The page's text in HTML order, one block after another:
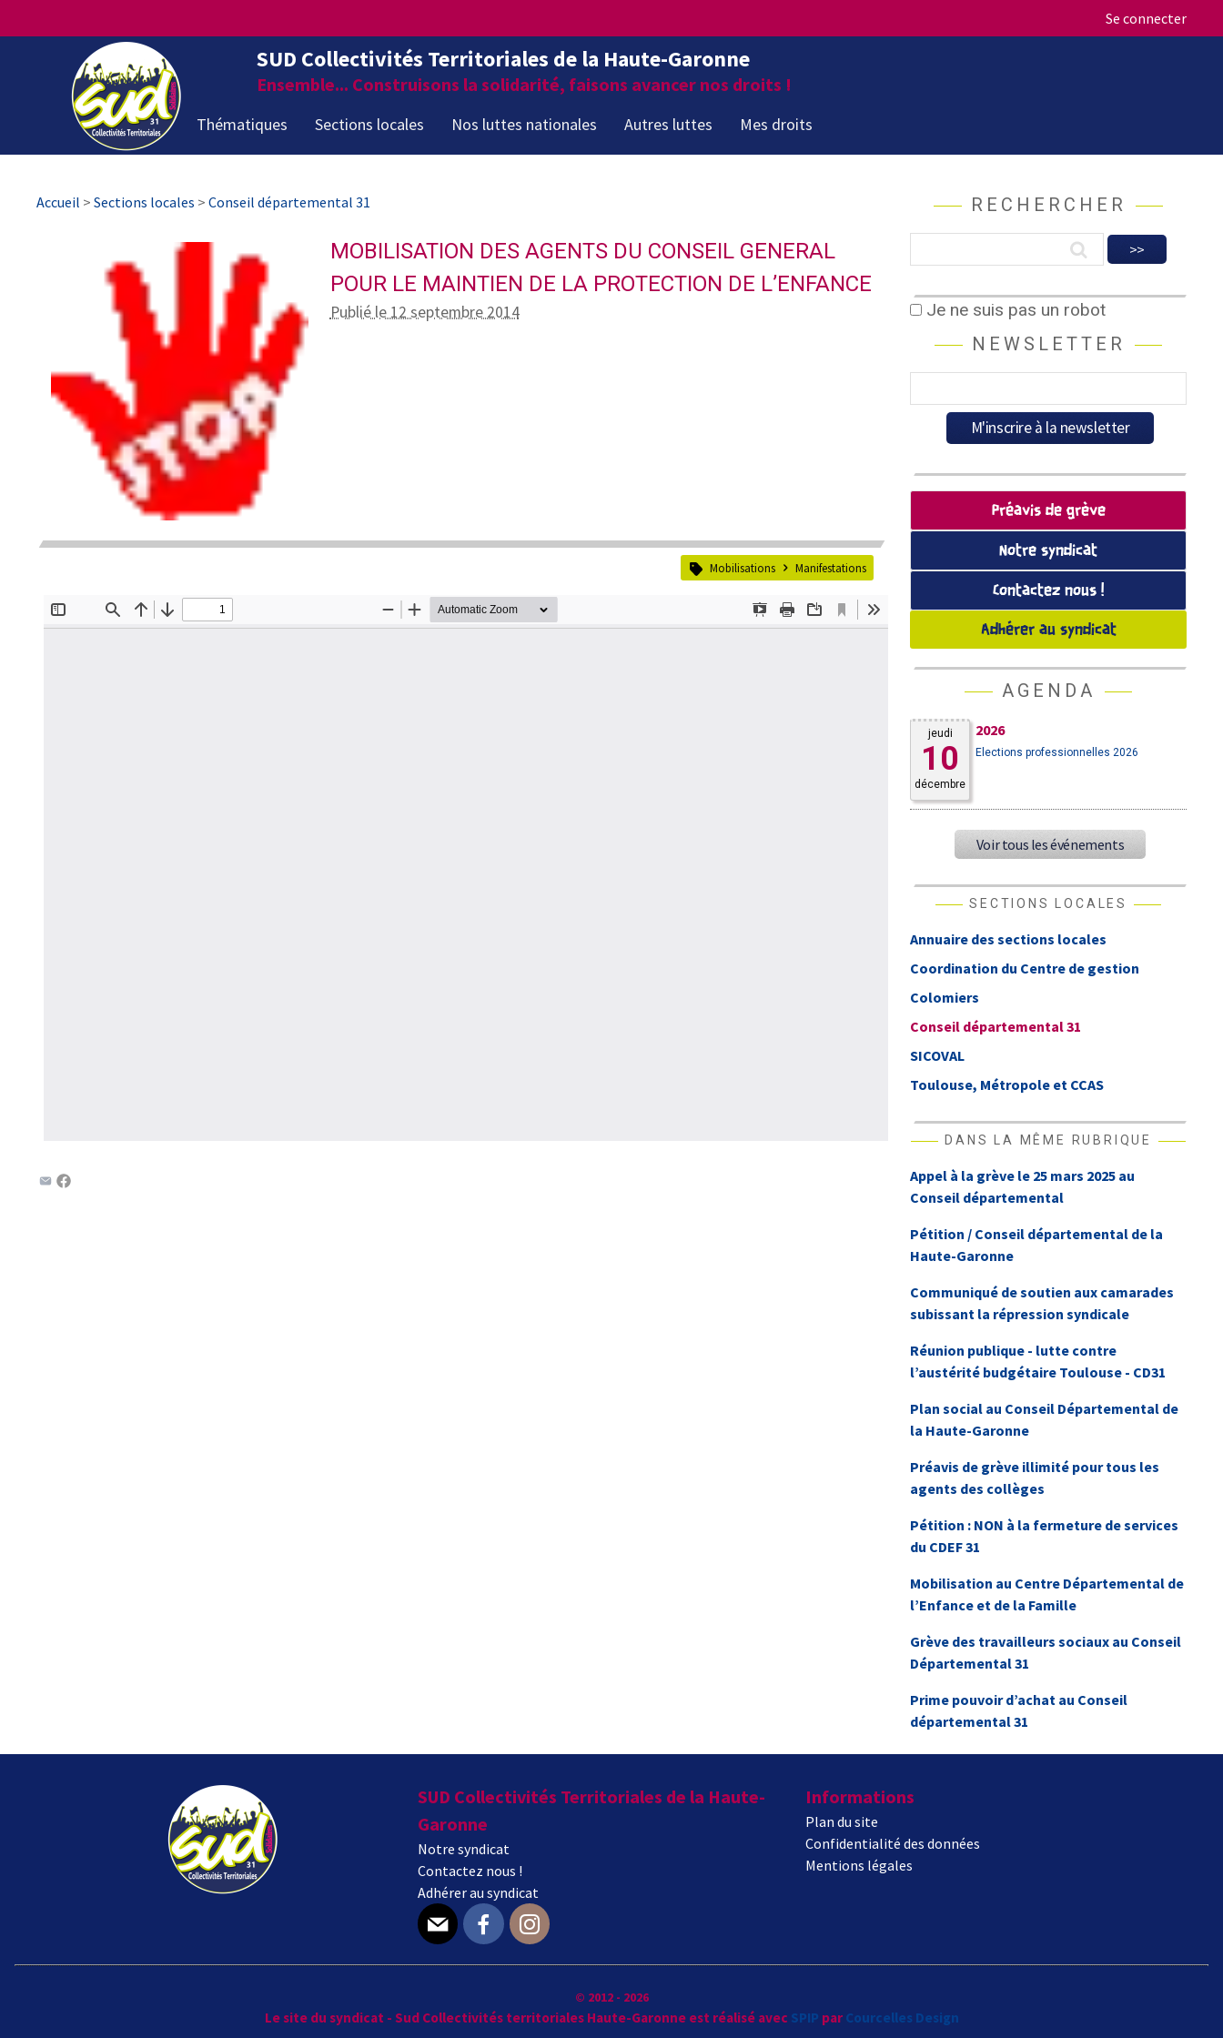
Se connecter
SUD Collectivités Territoriales de la Haute-Garonne
Ensemble... Construisons la solidarité, faisons avancer nos droits !
Thématiques Sections locales Nos luttes nationales Autres luttes Mes droits
Accueil > Sections locales > Conseil départemental 31
MOBILISATION DES AGENTS DU CONSEIL GENERAL
POUR LE MAINTIEN DE LA PROTECTION DE L’ENFANCE
Publié le 12 septembre 2014
Mobilisations Manifestations
RECHERCHER
Je ne suis pas un robot
NEWSLETTER
Préavis de grève
Notre syndicat
Contactez nous !
Adhérer au syndicat
AGENDA
jeudi
10
décembre
2026
Elections professionnelles 2026
Voir tous les événements
SECTIONS LOCALES
Annuaire des sections locales
Coordination du Centre de gestion
Colomiers
Conseil départemental 31
SICOVAL
Toulouse, Métropole et CCAS
DANS LA MÊME RUBRIQUE
Appel à la grève le 25 mars 2025 au
Conseil départemental
Pétition / Conseil départemental de la
Haute-Garonne
Communiqué de soutien aux camarades
subissant la répression syndicale
Réunion publique - lutte contre
l’austérité budgétaire Toulouse - CD31
Plan social au Conseil Départemental de
la Haute-Garonne
Préavis de grève illimité pour tous les
agents des collèges
Pétition : NON à la fermeture de services
du CDEF 31
Mobilisation au Centre Départemental de
l’Enfance et de la Famille
Grève des travailleurs sociaux au Conseil
Départemental 31
Prime pouvoir d’achat au Conseil
départemental 31
SUD Collectivités Territoriales de la Haute-
Garonne
Notre syndicat
Contactez nous !
Adhérer au syndicat
Informations
Plan du site
Confidentialité des données
Mentions légales
© 2012 - 2026
Le site du syndicat - Sud Collectivités territoriales Haute-Garonne est réalisé avec SPIP par Courcelles Design